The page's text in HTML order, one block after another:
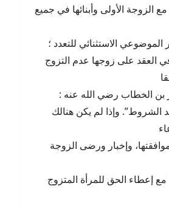
الزوجة الأولى وأبنائها في جميع
الموضوعي الاستثنائي للتعدد ؛
العقد على زوجها عدم التزوج
بن الخطاب رضي الله عنه :
الشروط”. وإذا لم يكن هنالك
وإخبار ورضى الزوجة
مع إعطاء الحق للمرأة المتزوج